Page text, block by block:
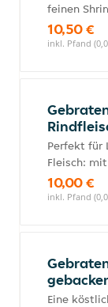
feinen
10,50 €
inkl. Pfand
Perfekt für
Fleisch:
10,00 €
inkl. Pfand
Eine